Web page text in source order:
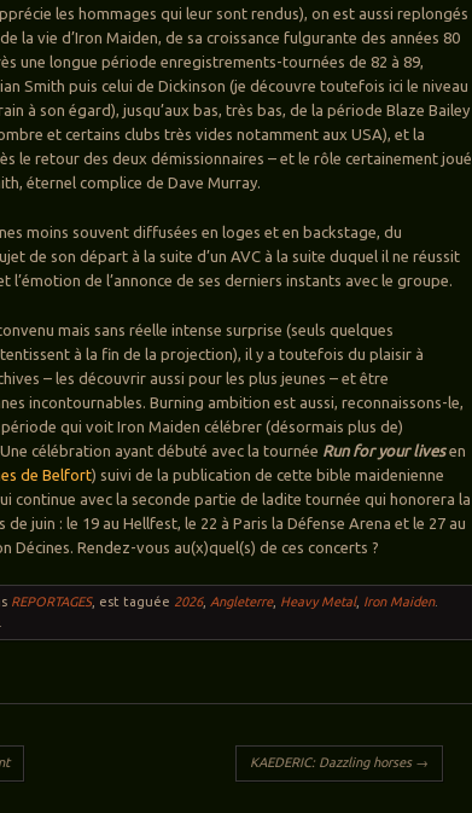
les hommages qui leur sont rendus), on est aussi replongés
la vie d’Iron Maiden, de sa croissance fulgurante des années 80
une longue période enregistrements-tournées de 82 à 89,
Smith puis celui de Dickinson (je découvre toutefois ici le niveau
à son égard), jusqu’aux bas, très bas, de la période Blaze Bailey
et certains clubs très vides notamment aux USA), et la
le retour des deux démissionnaires – et le rôle certainement joué
éternel complice de Dave Murray.
moins souvent diffusées en loges et en backstage, du
de son départ à la suite d’un AVC à la suite duquel il ne réussit
l’émotion de l’annonce de ses derniers instants avec le groupe.
mais sans réelle intense surprise (seuls quelques
à la fin de la projection), il y a toutefois du plaisir à
– les découvrir aussi pour les plus jeunes – et être
incontournables. Burning ambition est aussi, reconnaissons-le,
qui voit Iron Maiden célébrer (désormais plus de)
célébration ayant débuté avec la tournée Run for your livesen
de Belfort) suivi de la publication de cette bible maidenienne
continue avec la seconde partie de ladite tournée qui honorera la
de juin : le 19 au Hellfest, le 22 à Paris la Défense Arena et le 27 au
Décines. Rendez-vous au(x)quel(s) de ces concerts ?
REPORTAGES, est taguée 2026, Angleterre, Heavy Metal, Iron Maiden.
KAEDERIC: Dazzling horses →